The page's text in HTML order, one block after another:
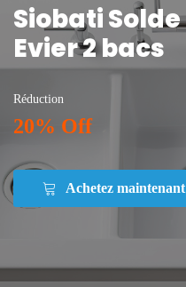
Siobati Solde
Evier 2 bacs
Réduction
20% Off
Achetez maintenant